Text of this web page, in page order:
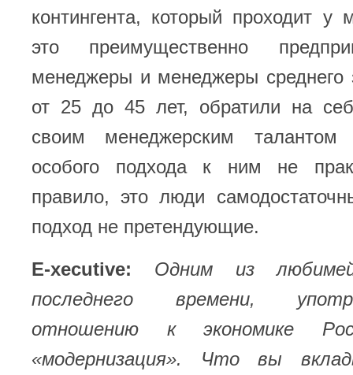
контингента, который проходит у
это преимущественно
менеджеры и менеджеры среднего
от 25 до 45 лет, обратили на
своим менеджерским талантом
особого подхода к ним не
правило, это люди
подход не претендующие.
E-xecutive: Одним из
последнего времени,
отношению к экономике
«модернизация». Что вы